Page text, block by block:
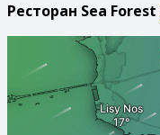
Ресторан Sea Forest